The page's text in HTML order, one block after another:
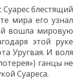
Суарес блестящий
мира его узнал
вошла мировую
этой руке
Уругвая. И воля
ганцы не
Суареса.